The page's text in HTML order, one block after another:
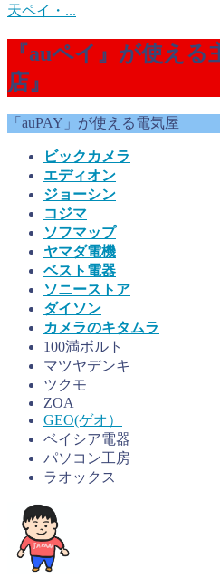
天ペイ・...
『auペイ』が使える
店』
「auPAY」が使える電気屋
ビックカメラ
エディオン
ジョーシン
コジマ
ソフマップ
ヤマダ電機
ベスト電器
ソニーストア
ダイソン
カメラのキタムラ
100満ボルト
マツヤデンキ
ツクモ
ZOA
GEO(ゲオ）
ベイシア電器
パソコン工房
ラオックス